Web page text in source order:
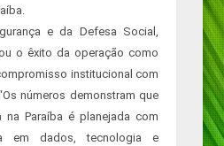
e da Defesa Social,
o êxito da operação como
institucional com
números demonstram que
na Paraíba é planejada com
em dados, tecnologia e